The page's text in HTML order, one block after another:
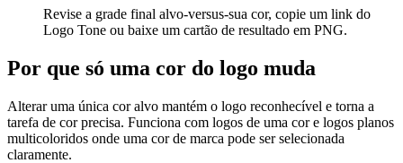
Revise a grade final alvo-versus-sua cor, copie um link do
Logo Tone ou baixe um cartão de resultado em PNG.
Por que só uma cor do logo muda
Alterar uma única cor alvo mantém o logo reconhecível e torna a
tarefa de cor precisa. Funciona com logos de uma cor e logos planos
multicoloridos onde uma cor de marca pode ser selecionada
claramente.